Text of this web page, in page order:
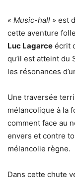
« Music-hall » est
cette aventure
Luc Lagarce écrit
qu’il est atteint du
les résonances
Une traversée
mélancolique à la
comment face au
envers et contre
mélancolie règne.
Dans cette chute